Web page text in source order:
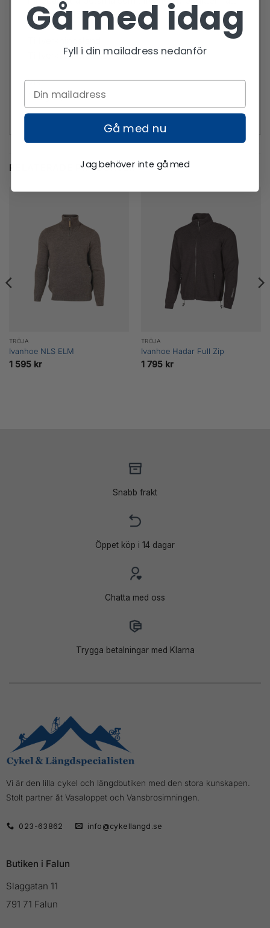
en premie för sitt arbete.
Tillverkad i Mexiko.
Vikt
162 g (5,7 oz).
RELATERADE PRODUKTER
TRÖJA
Ivanhoe NLS ELM
1 595 kr
TRÖJA
Ivanhoe Hadar Full Zip
1 795 kr
Snabb frakt
Öppet köp i 14 dagar
Chatta med oss
Trygga betalningar med Klarna
Vi är den lilla cykel och längdbutiken med den stora kunskapen.
Stolt partner åt Vasaloppet och Vansbrosimningen.
023-63862 info@cykellangd.se
Butiken i Falun
Slaggatan 11
791 71 Falun
Gå med idag
Fyll i din mailadress nedanför
Gå med nu
Jag behöver inte gå med